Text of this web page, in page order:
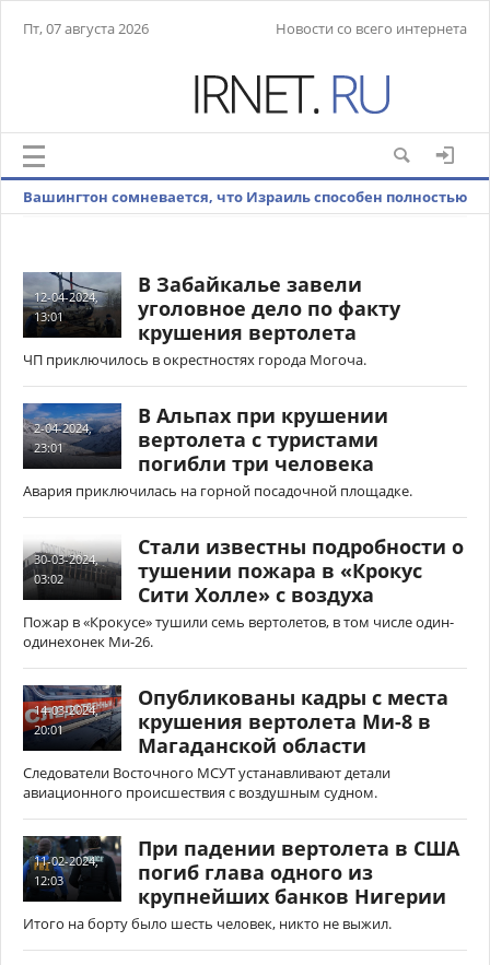
Пт, 07 августа 2026 Новости со всего интернета
Вашингтон сомневается, что Израиль способен полностью
12-04-2024,
13:01
В Забайкалье завели
уголовное дело по факту
крушения вертолета
ЧП приключилось в окрестностях города Могоча.
2-04-2024,
23:01
В Альпах при крушении
вертолета с туристами
погибли три человека
Авария приключилась на горной посадочной площадке.
30-03-2024,
03:02
Стали известны подробности о
тушении пожара в «Крокус
Сити Холле» с воздуха
Пожар в «Крокусе» тушили семь вертолетов, в том числе один-
одинехонек Ми-26.
14-03-2024,
20:01
Опубликованы кадры с места
крушения вертолета Ми-8 в
Магаданской области
Следователи Восточного МСУТ устанавливают детали
авиационного происшествия с воздушным судном.
11-02-2024,
12:03
При падении вертолета в США
погиб глава одного из
крупнейших банков Нигерии
Итого на борту было шесть человек, никто не выжил.